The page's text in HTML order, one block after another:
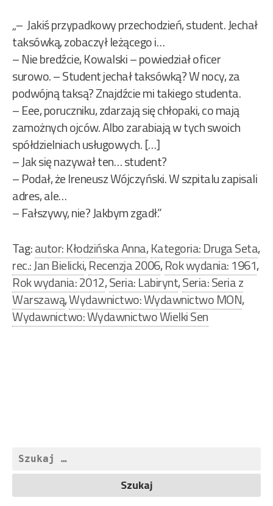
„– Jakiś przypadkowy przechodzień, student. Jechał
taksówką, zobaczył leżącego i…
– Nie bredźcie, Kowalski – powiedział oficer
surowo. – Student jechał taksówką? W nocy, za
podwójną taksą? Znajdźcie mi takiego studenta.
– Eee, poruczniku, zdarzają się chłopaki, co mają
zamożnych ojców. Albo zarabiają w tych swoich
spółdzielniach usługowych. […]
– Jak się nazywał ten… student?
– Podał, że Ireneusz Wójczyński. W szpitalu zapisali
adres, ale…
– Fałszywy, nie? Jakbym zgadł.”
Tag:autor: Kłodzińska Anna,Kategoria: Druga Seta,
rec.: Jan Bielicki,Recenzja 2006,Rok wydania: 1961,
Rok wydania: 2012,Seria: Labirynt,Seria: Seria z
Warszawą,Wydawnictwo: Wydawnictwo MON,
Wydawnictwo: Wydawnictwo Wielki Sen
Szukaj: